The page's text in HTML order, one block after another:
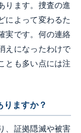
ります。捜査の進
によって変わるた
実です。何の連絡
えになったわけで
とも多い点には注
ますか？
、証拠隠滅や被害